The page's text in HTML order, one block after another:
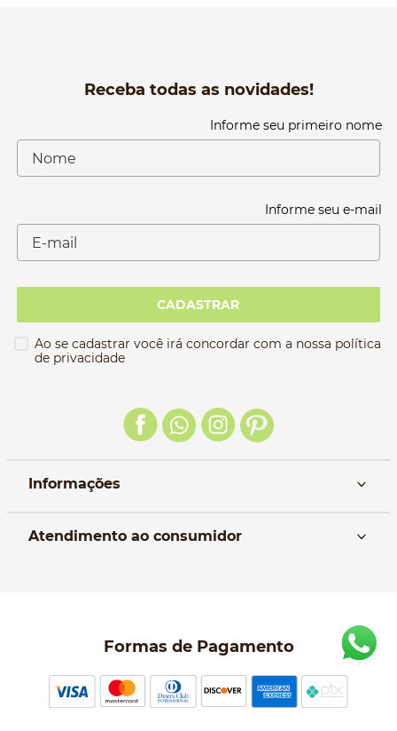
Receba todas as novidades!
Informe seu primeiro nome
Informe seu e-mail
CADASTRAR
Ao se cadastrar você irá concordar com a nossa política
de privacidade
Informações
Atendimento ao consumidor
Política de Privacidade
Perguntas frequentes
Formas de Pagamento